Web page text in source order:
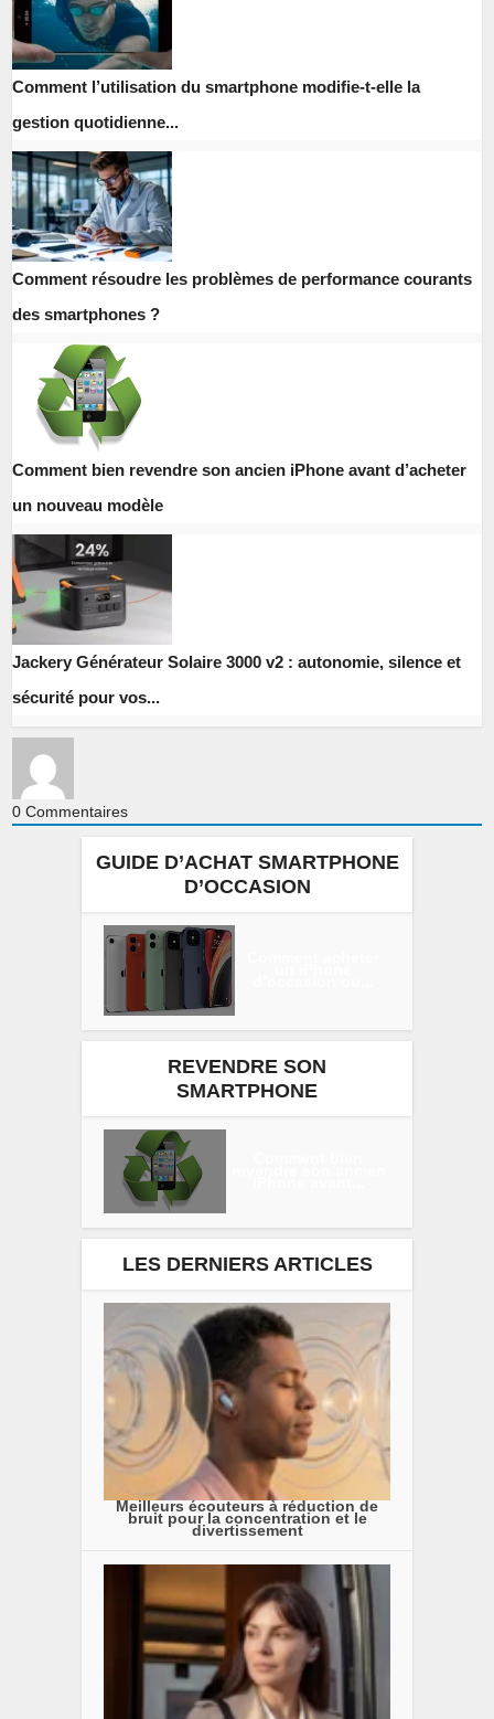
Comment l’utilisation du smartphone modifie-t-elle la
gestion quotidienne...
Comment résoudre les problèmes de performance courants
des smartphones ?
Comment bien revendre son ancien iPhone avant d’acheter
un nouveau modèle
Jackery Générateur Solaire 3000 v2 : autonomie, silence et
sécurité pour vos...
0 Commentaires
GUIDE D’ACHAT SMARTPHONE
D’OCCASION
REVENDRE SON
SMARTPHONE
LES DERNIERS ARTICLES
Meilleurs écouteurs à réduction de
bruit pour la concentration et le
divertissement